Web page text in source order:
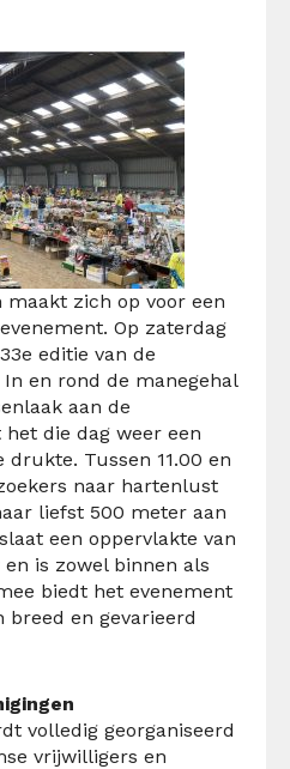
maakt zich op voor een
Op zaterdag
editie van de
en rond de manegehal
aan de
die dag weer een
drukte. Tussen 11.00 en
naar hartenlust
liefst 500 meter aan
een oppervlakte van
is zowel binnen als
biedt het evenement
en gevarieerd
volledig georganiseerd
vrijwilligers en